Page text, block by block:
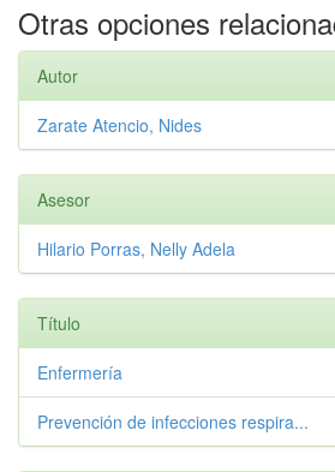
Otras opciones
Autor
Zarate Atencio, Nides
Asesor
Hilario Porras, Nelly Adela
Título
Enfermería
Prevención de infecciones respira...